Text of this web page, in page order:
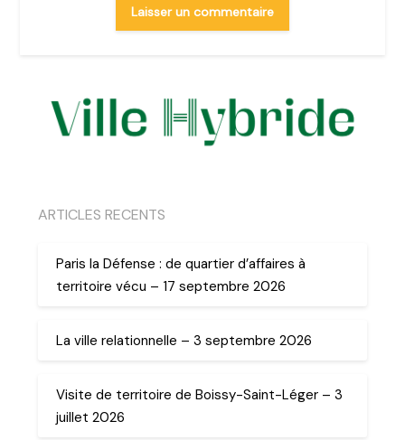
ARTICLES RECENTS
Paris la Défense : de quartier d’affaires à
territoire vécu – 17 septembre 2026
La ville relationnelle – 3 septembre 2026
Visite de territoire de Boissy-Saint-Léger – 3
juillet 2026